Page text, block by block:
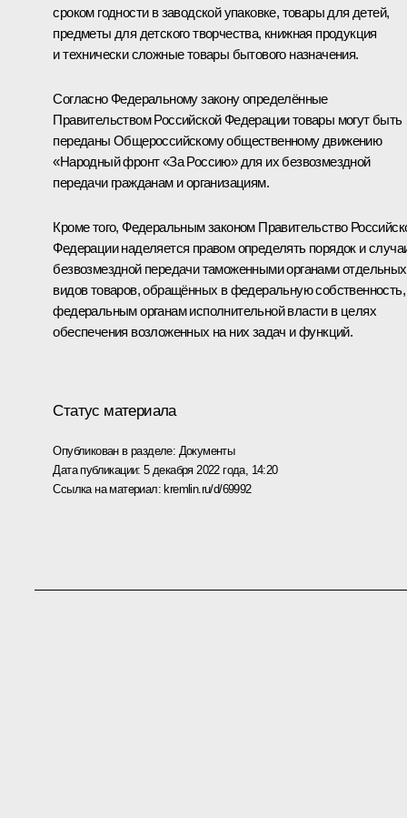
сроком годности в заводской упаковке, товары для детей,
предметы для детского творчества, книжная продукция
и технически сложные товары бытового назначения.
Согласно Федеральному закону определённые
Правительством Российской Федерации товары могут быть
переданы Общероссийскому общественному движению
«Народный фронт «За Россию» для их безвозмездной
передачи гражданам и организациям.
Кроме того, Федеральным законом Правительство
Федерации наделяется правом определять порядок и
безвозмездной передачи таможенными органами отдельных
видов товаров, обращённых в федеральную собственность,
федеральным органам исполнительной власти в целях
обеспечения возложенных на них задач и функций.
Статус материала
Опубликован в разделе: Документы
Дата публикации:5 декабря 2022 года, 14:20
Ссылка на материал: kremlin.ru/d/69992